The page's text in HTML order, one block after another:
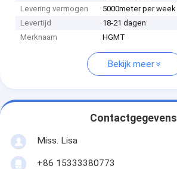
Levering vermogen
5000meter per week
Levertijd
18-21 dagen
Merknaam
HGMT
Bekijk meer
Contactgegevens
Miss. Lisa
+86 15333380773